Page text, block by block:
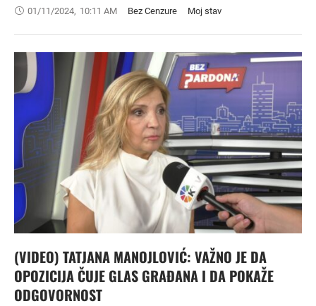
01/11/2024, 10:11 AM Bez Cenzure Moj stav
(VIDEO) TATJANA MANOJLOVIĆ: VAŽNO JE DA
OPOZICIJA ČUJE GLAS GRAĐANA I DA POKAŽE
ODGOVORNOST